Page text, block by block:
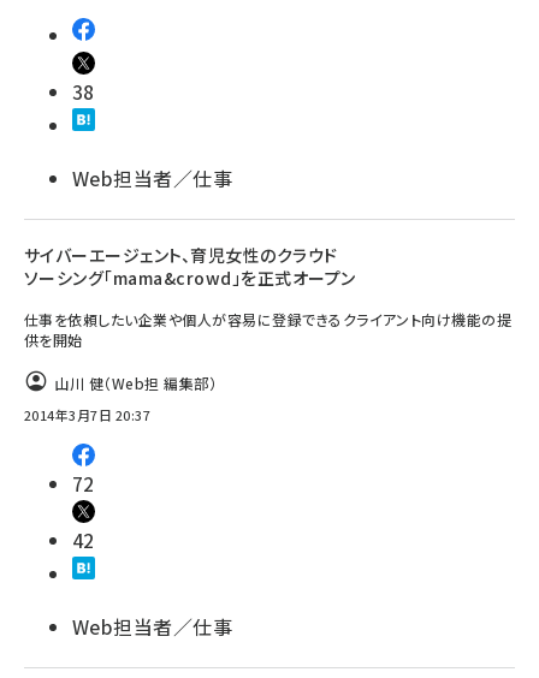
38
Web担当者／仕事
サイバーエージェント、育児女性のクラウド
ソーシング「mama&crowd」を正式オープン
仕事を依頼したい企業や個人が容易に登録できるクライアント向け機能の提
供を開始
山川 健（Web担 編集部）
2014年3月7日 20:37
72
42
Web担当者／仕事